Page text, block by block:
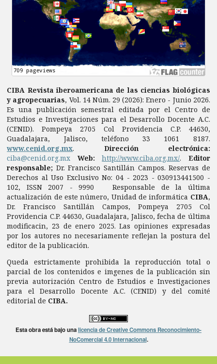
CIBA Revista iberoamericana de las ciencias biológicas
y agropecuarias, Vol. 14 Núm. 29 (2026): Enero - Junio 2026.
Es una publicación semestral editada por el Centro de
Estudios e Investigaciones para el Desarrollo Docente A.C.
(CENID). Pompeya 2705 Col Providencia C.P. 44630,
Guadalajara, Jalisco, teléfono 33 1061 8187.
www.cenid.org.mx. Dirección electrónica:
ciba@cenid.org.mx
Web: http://www.ciba.org.mx/. Editor
responsable; Dr. Francisco Santillán Campos. Reservas de
Derechos al Uso Exclusivo No: 04 - 2023 - 030913441500 -
102, ISSN 2007 - 9990 Responsable de la última
actualización de este número, Unidad de informática CIBA,
Dr. Francisco Santillán Campos, Pompeya 2705 Col
Providencia C.P. 44630, Guadalajara, Jalisco, fecha de última
modificacin, 23 de enero 2025. Las opiniones expresadas
por los autores no necesariamente reflejan la postura del
editor de la publicación.
Queda estrictamente prohibida la reproducción total o
parcial de los contenidos e imgenes de la publicación sin
previa autorización Centro de Estudios e Investigaciones
para el Desarrollo Docente A.C. (CENID) y del comité
editorial de CIBA.
Esta obra está bajo unalicencia de Creative Commons Reconocimiento-
NoComercial 4.0 Internacional.